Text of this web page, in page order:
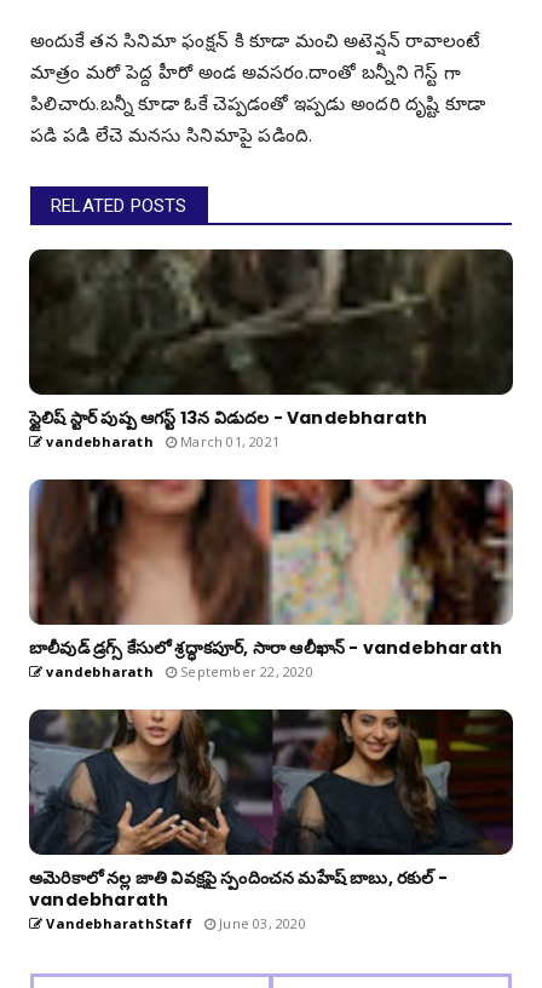
అందుకే తన సినిమా ఫంక్షన్ కి కూడా మంచి అటెన్షన్ రావాలంటే
మాత్రం మరో పెద్ద హీరో అండ అవసరం.దాంతో బన్నీని గెస్ట్ గా
పిలిచారు.బన్నీ కూడా ఓకే చెప్పడంతో ఇప్పడు అందరి దృష్టి కూడా
పడి పడి లేచె మనసు సినిమాపై పడింది.
RELATED POSTS
స్టైలిష్‌ స్టార్ పుష్ప ఆగస్ట్‌ 13న విడుదల - Vandebharath
vandebharath March 01, 2021
బాలీవుడ్ డ్రగ్స్ కేసులో శ్రద్ధాకపూర్, సారా ఆలీఖాన్ - vandebharath
vandebharath September 22, 2020
అమెరికాలో నల్ల జాతి వివక్షపై స్పందించన మహేష్ బాబు, రకుల్ -
vandebharath
VandebharathStaff June 03, 2020